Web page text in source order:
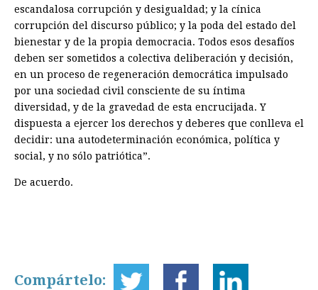
escandalosa corrupción y desigualdad; y la cínica
corrupción del discurso público; y la poda del estado del
bienestar y de la propia democracia. Todos esos desafíos
deben ser sometidos a colectiva deliberación y decisión,
en un proceso de regeneración democrática impulsado
por una sociedad civil consciente de su íntima
diversidad, y de la gravedad de esta encrucijada. Y
dispuesta a ejercer los derechos y deberes que conlleva el
decidir: una autodeterminación económica, política y
social, y no sólo patriótica”.
De acuerdo.
Compártelo: